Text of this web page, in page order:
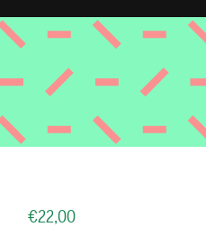
€22,00